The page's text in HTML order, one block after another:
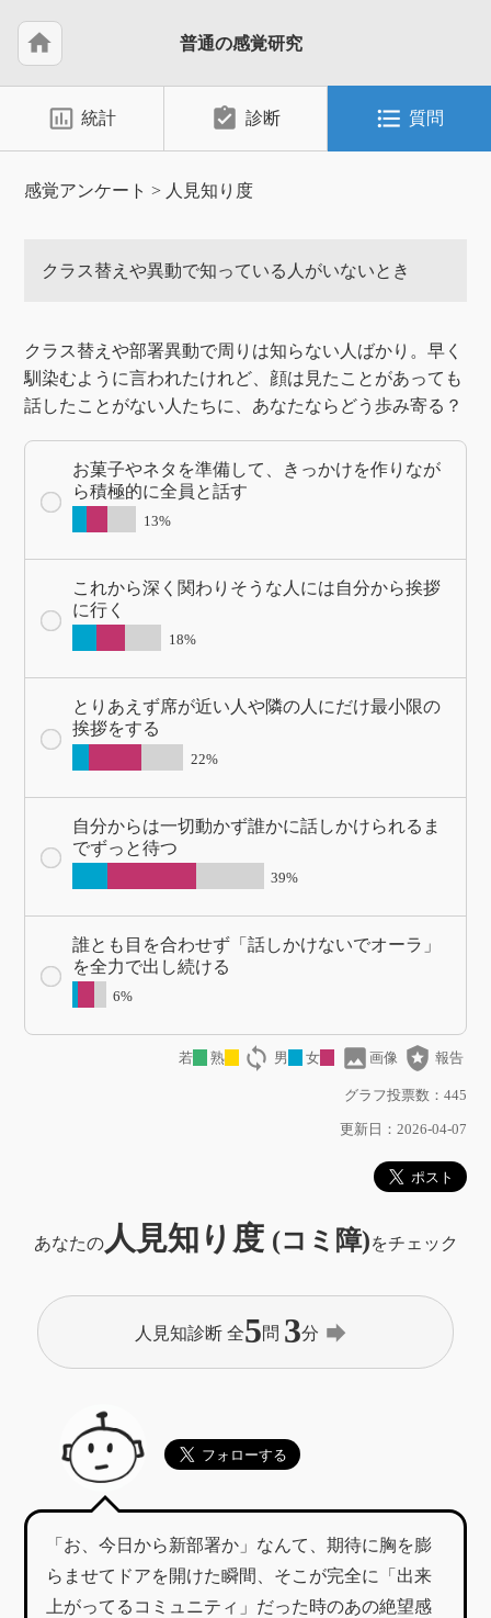
home 普通の感覚研究
insert_chart_outlined 統計 assignment_turned_in 診断 format_list_bulleted 質問
感覚アンケート > 人見知り度
クラス替えや異動で知っている人がいないとき
​クラス替えや部署異動で周りは知らない人ばかり。早く
馴染むように言われたけれど、顔は見たことがあっても
話したことがない人たちに、あなたならどう歩み寄る？
お菓子やネタを準備して、きっかけを作りなが
ら積極的に全員と話す
13%
これから深く関わりそうな人には自分から挨拶
に行く
18%
とりあえず席が近い人や隣の人にだけ最小限の
挨拶をする
22%
自分からは一切動かず誰かに話しかけられるま
でずっと待つ
39%
誰とも目を合わせず「話しかけないでオーラ」
を全力で出し続ける
6%
若 熟 loop 男 女 image 画像 local_police 報告
グラフ投票数：445
更新日：2026-04-07
あなたの人見知り度 (コミ障)をチェック
人見知診断 全5問 3分 forward
「お、今日から新部署か」なんて、期待に胸を膨
らませてドアを開けた瞬間、そこが完全に「出来
上がってるコミュニティ」だった時のあの絶望感